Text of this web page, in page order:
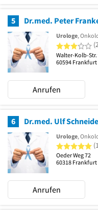
5 Dr.med. Peter
Urologe,
3
Walter-Kolb-Str.
60594 Frankfurt
Anrufen
6 Dr.med. Ulf
Urologe,
5
Oeder Weg 72
60318 Frankfurt
Anrufen